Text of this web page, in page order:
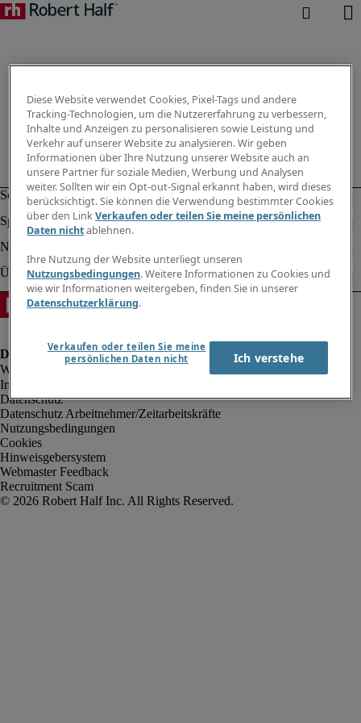
Impressum
Datenschutz
Datenschutz Arbeitnehmer/Zeitarbeitskräfte
Nutzungsbedingungen
Cookies
Hinweisgebersystem
Webmaster Feedback
Recruitment Scam
Diese Website verwendet Cookies, Pixel-Tags und andere
Tracking-Technologien, um die Nutzererfahrung zu verbessern,
Inhalte und Anzeigen zu personalisieren sowie Leistung und
Verkehr auf unserer Website zu analysieren. Wir geben
Informationen über Ihre Nutzung unserer Website auch an
unsere Partner für soziale Medien, Werbung und Analysen
weiter. Sollten wir ein Opt-out-Signal erkannt haben, wird dieses
berücksichtigt. Sie können die Verwendung bestimmter Cookies
über den LinkVerkaufen oder teilen Sie meine persönlichen
Daten nichtablehnen.
Ihre Nutzung der Website unterliegt unseren
Nutzungsbedingungen. Weitere Informationen zu Cookies und
wie wir Informationen weitergeben, finden Sie in unserer
Datenschutzerklärung.
Verkaufen oder teilen Sie meine
persönlichen Daten nicht
Ich verstehe